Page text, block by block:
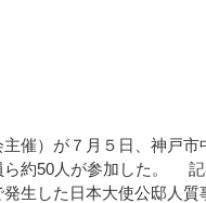
催）が７月５日、神戸市
ら約50人が参加した。
生した日本大使公邸人質